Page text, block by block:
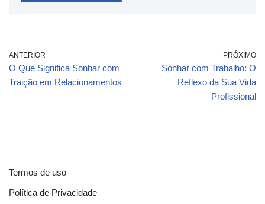
ANTERIOR
O Que Significa Sonhar com
Traição em Relacionamentos
PRÓXIMO
Sonhar com Trabalho: O
Reflexo da Sua Vida
Profissional
Termos de uso
Política de Privacidade